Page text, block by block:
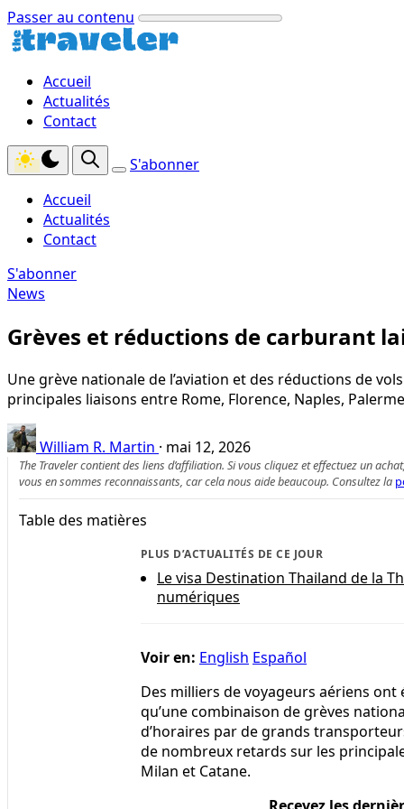
Passer au contenu
Accueil
Actualités
Contact
S'abonner
Accueil
Actualités
Contact
S'abonner
News
Grèves et réductions de carburant
Une grève nationale de l’aviation et des réductions de
principales liaisons entre Rome, Florence, Naples,
William R. Martin · mai 12, 2026
The Traveler contient des liens d’affiliation. Si vous cliquez et effectuez un
vous en sommes reconnaissants, car cela nous aide beaucoup. Consultez la
Table des matières
PLUS D’ACTUALITÉS DE CE JOUR
Le visa Destination Thailand de la
numériques
Voir en: English Español
Des milliers de voyageurs aériens ont
qu’une combinaison de grèves
d’horaires par de grands
de nombreux retards sur les
Milan et Catane.